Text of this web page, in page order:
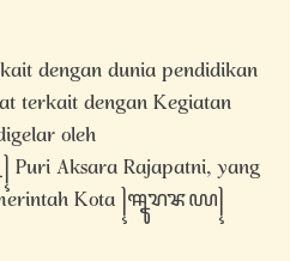
dengan dunia pendidikan
dengan Kegiatan
oleh
Rajapatni, yang
Kota ꧍ꦯꦹꦫꦨꦪ꧍